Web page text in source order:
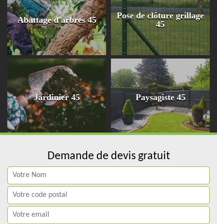
Abattage d'arbres 45
Pose de clôture grillage
45
Jardinier 45 Paysagiste 45
Demande de devis gratuit